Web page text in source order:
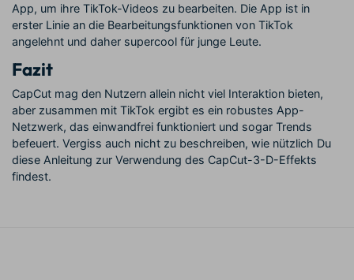
App, um ihre TikTok-Videos zu bearbeiten. Die App ist in
erster Linie an die Bearbeitungsfunktionen von TikTok
angelehnt und daher supercool für junge Leute.
Fazit
CapCut mag den Nutzern allein nicht viel Interaktion bieten,
aber zusammen mit TikTok ergibt es ein robustes App-
Netzwerk, das einwandfrei funktioniert und sogar Trends
befeuert. Vergiss auch nicht zu beschreiben, wie nützlich Du
diese Anleitung zur Verwendung des CapCut-3-D-Effekts
findest.